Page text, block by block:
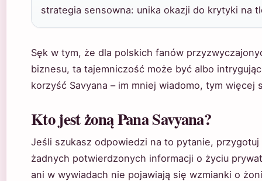
strategia sensowna: unika okazji do krytyki na
Sęk w tym, że dla polskich fanów
biznesu, ta tajemniczość może być albo
korzyść Savyana – im mniej wiadomo, tym więcej
Kto jest żoną Pana Savyana?
Jeśli szukasz odpowiedzi na to pytanie,
żadnych potwierdzonych informacji o życiu
ani w wywiadach nie pojawiają się wzmianki o